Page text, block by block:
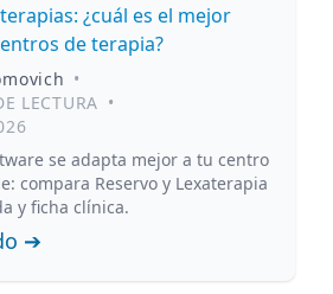
¿cuál es el mejor
de terapia?
•
LECTURA •
se adapta mejor a tu centro
compara Reservo y Lexaterapia
y ficha clínica.
➔